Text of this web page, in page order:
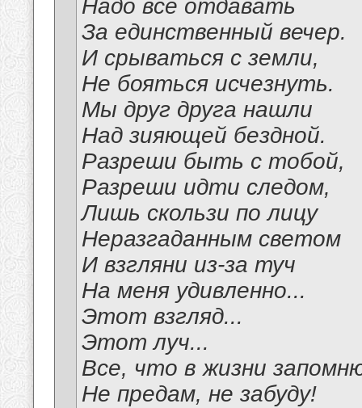
Надо все отдавать
За единственный вечер.
И срываться с земли,
Не бояться исчезнуть.
Мы друг друга нашли
Над зияющей бездной.
Разреши быть с тобой,
Разреши идти следом,
Лишь скользи по лицу
Неразгаданным светом
И взгляни из-за туч
На меня удивленно...
Этот взгляд...
Этот луч...
Все, что в жизни
Не предам, не забуду!